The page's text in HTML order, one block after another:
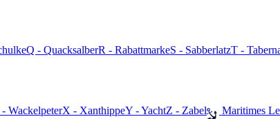
Q - QuacksalberR - RabattmarkeS - SabberlatzT -
WackelpeterX - XanthippeY - YachtZ - Zabel Maritimes